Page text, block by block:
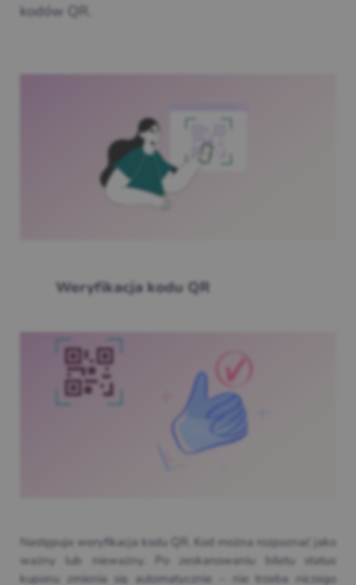
kodów QR.
Weryfikacja kodu QR
Następuje weryfikacja kodu QR. Kod można rozpoznać jako
ważny lub nieważny. Po zeskanowaniu biletu status
kuponu zmienia się automatycznie – nie trzeba niczego